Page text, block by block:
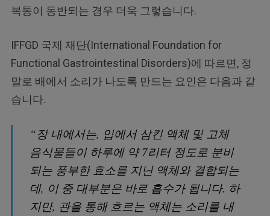
복통이 동반되는 경우 더욱 그렇습니다.
IFFGD 국제 재단(International Foundation for
Functional Gastrointestinal Disorders)에 따르면, 정
말로 배에서 소리가 나도록 만드는 요인은 다음과 같
습니다.
“장 내에서는, 입에서 삼킨 액체 및 고체
음식물들이 하루에 약 7리터 정도로 분비
되는 풍부한 효소를 지닌 액체와 결합되는
데, 이 중 대부분은 바로 흡수가 됩니다. 하
지만, 관을 통해 흐르는 액체는 소리를 내